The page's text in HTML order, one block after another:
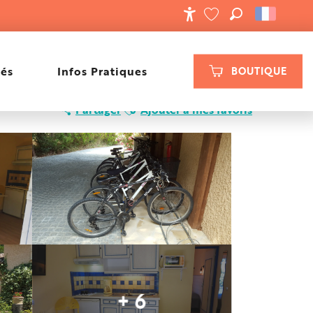
BOUTIQUE
VOIR LES FAVORIS
RECHERCHE
Infos Pratiques
Partager Ajouter à mes favoris
+ 6